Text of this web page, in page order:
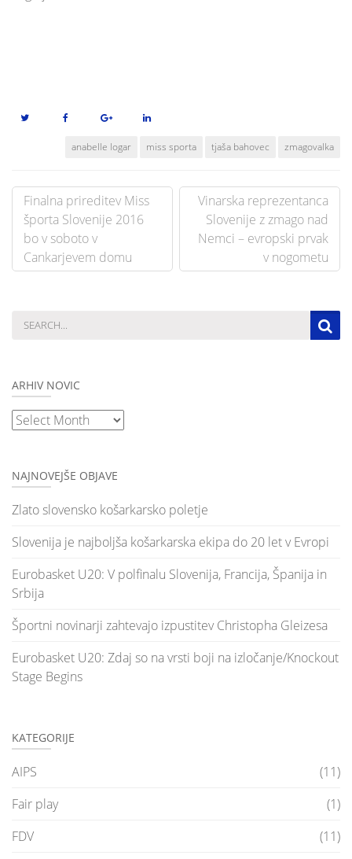
anabelle logar miss sporta tjaša bahovec zmagovalka
Post
navigation
Finalna prireditev Miss
športa Slovenije 2016
bo v soboto v
Cankarjevem domu
Vinarska reprezentanca
Slovenije z zmago nad
Nemci – evropski prvak
v nogometu
ARHIV NOVIC
Arhiv
NAJNOVEJŠE OBJAVE
Zlato slovensko košarkarsko poletje
Slovenija je najboljša košarkarska ekipa do 20 let v Evropi
Eurobasket U20: V polfinalu Slovenija, Francija, Španija in
Srbija
Športni novinarji zahtevajo izpustitev Christopha Gleizesa
Eurobasket U20: Zdaj so na vrsti boji na izločanje/Knockout
Stage Begins
KATEGORIJE
AIPS
(11)
Fair play
(1)
FDV
(11)